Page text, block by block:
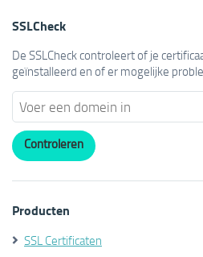
SSLCheck
De SSLCheck controleert of je
geïnstalleerd en of er mogelijke
Producten
SSL Certificaten